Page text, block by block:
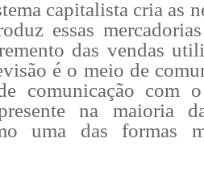
capitalista cria as
essas
das vendas
é o meio de
comunicação com
na maioria
uma das formas